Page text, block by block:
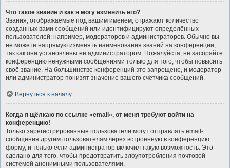
Что такое звание и как я могу изменить его?
Звания, отображаемые под вашим именем, отражают количество
созданных вами сообщений или идентифицируют определённых
пользователей: например, модераторов и администраторов. Обычно вы
не можете напрямую изменять наименования званий на конференции,
так как они установлены её администратором. Пожалуйста, не засоряйте
конференцию ненужными сообщениями только для того, чтобы повысить
своё звание. На большинстве конференций это запрещено, и модератор
или администратор понизят значение вашего счётчика сообщений.
Вернуться к началу
Когда я щёлкаю по ссылке «email», от меня требуют войти на
конференцию!
Только зарегистрированные пользователи могут отправлять email-
сообщения другим пользователям через встроенную в конференцию
форму, и только если администратор включил такую возможность. Это
сделано для того, чтобы предотвратить злоупотребления почтовой
системой анонимными пользователями.